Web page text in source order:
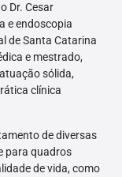
Dr. Cesar
e endoscopia
de Santa Catarina
e mestrado,
sólida,
clínica
de diversas
para quadros
de vida, como